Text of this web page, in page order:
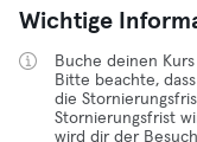
Wichtige
Buche deinen
Bitte beachte,
die
Stornierungsfrist
wird dir der